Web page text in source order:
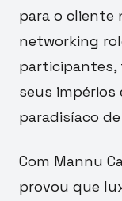
para o cliente
networking
participantes,
seus impérios
paradisíaco
Com Mannu
provou que